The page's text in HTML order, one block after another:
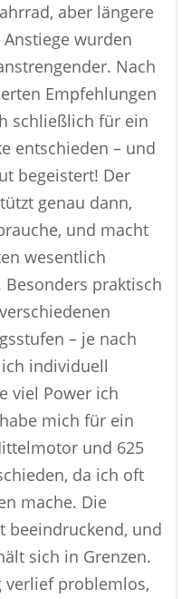
aber längere
wurden
Nach
Empfehlungen
schließlich für ein
entschieden – und
begeistert! Der
genau dann,
und macht
wesentlich
Besonders praktisch
– je nach
individuell
viel Power ich
mich für ein
und 625
da ich oft
mache. Die
beeindruckend, und
sich in Grenzen.
verlief problemlos,